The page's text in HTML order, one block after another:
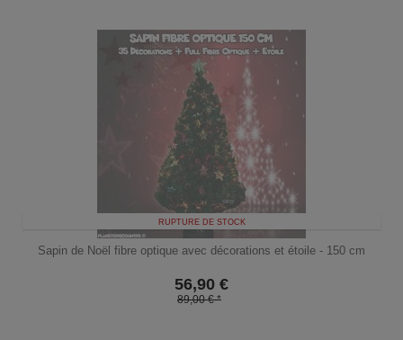
RUPTURE DE STOCK
Sapin de Noël fibre optique avec décorations et étoile - 150 cm
56,90 €
89,00 € *